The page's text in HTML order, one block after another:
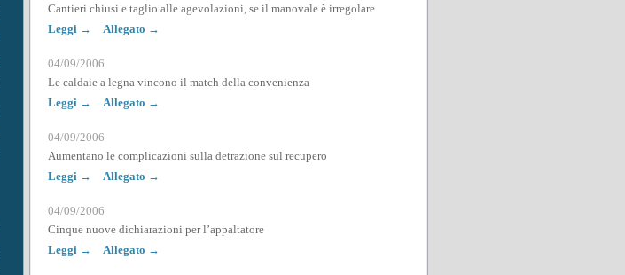
Cantieri chiusi e taglio alle agevolazioni, se il manovale è irregolare
Leggi →
Allegato →
04/09/2006
Le caldaie a legna vincono il match della convenienza
Leggi →
Allegato →
04/09/2006
Aumentano le complicazioni sulla detrazione sul recupero
Leggi →
Allegato →
04/09/2006
Cinque nuove dichiarazioni per l’appaltatore
Leggi →
Allegato →